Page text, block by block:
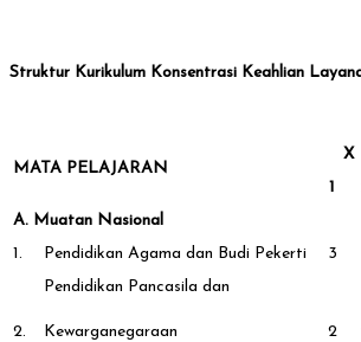
Struktur Kurikulum Konsentrasi Keahlian
MATA PELAJARAN
X
1
A. Muatan Nasional
1.
Pendidikan Agama dan Budi Pekerti 3
2.
Pendidikan Pancasila dan
Kewarganegaraan 2